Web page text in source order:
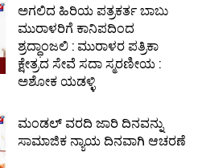
ಅಗಲಿದ ಹಿರಿಯ ಪತ್ರಕರ್ತ ಬಾಬು
ಮುರಾಳರಿಗೆ ಕಾನಿಪದಿಂದ
ಶ್ರದ್ಧಾಂಜಲಿ : ಮುರಾಳರ ಪತ್ರಿಕಾ
ಕ್ಷೇತ್ರದ ಸೇವೆ ಸದಾ ಸ್ಮರಣೀಯ :
ಅಶೋಕ ಯಡಳ್ಳಿ
ಮಂಡಲ್ ವರದಿ ಜಾರಿ ದಿನವನ್ನು
ಸಾಮಾಜಿಕ ನ್ಯಾಯ ದಿನವಾಗಿ ಆಚರಣೆ